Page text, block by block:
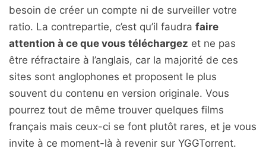
besoin de créer un compte ni de surveiller votre
ratio. La contrepartie, c’est qu’il faudra faire
attention à ce que vous téléchargez et ne pas
être réfractaire à l’anglais, car la majorité de ces
sites sont anglophones et proposent le plus
souvent du contenu en version originale. Vous
pourrez tout de même trouver quelques films
français mais ceux-ci se font plutôt rares, et je vous
invite à ce moment-là à revenir sur YGGTorrent.